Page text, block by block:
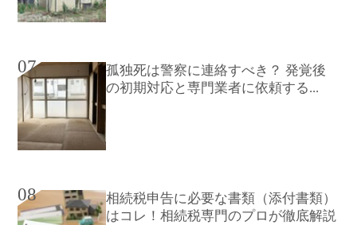
07
孤独死は警察に連絡すべき？ 発覚後
の初期対応と専門業者に依頼する...
08
相続税申告に必要な書類（添付書類）
はコレ！相続税専門のプロが徹底解説